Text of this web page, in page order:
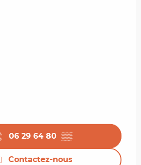
06 29 64 80 ▒▒
Contactez-nous